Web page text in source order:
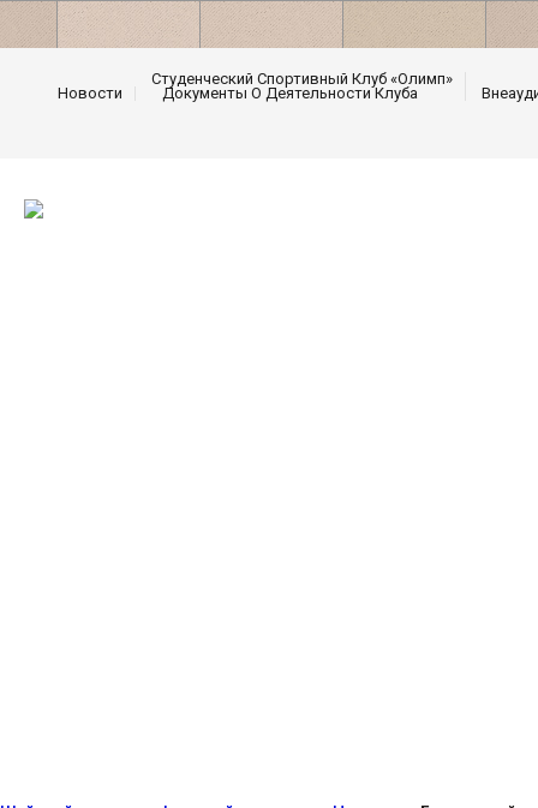
Новости
Студенческий Спортивный Клуб «Олимп»
Документы О Деятельности Клуба